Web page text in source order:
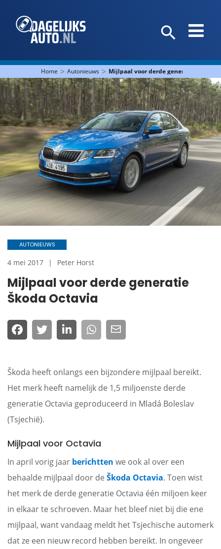
Home > Autonieuws > Mijlpaal voor derde generatie Škoda
Mijlpaal voor derde generatie
Škoda Octavia
AUTONIEUWS
4 mei 2017 Peter Horst
Škoda heeft onlangs een bijzondere mijlpaal bereikt.
Het merk heeft namelijk de 1,5 miljoenste derde
generatie Octavia geproduceerd in Mladá Boleslav
(Tsjechië).
Mijlpaal voor Octavia
In april vorig jaar berichtten we ook al over een
behaalde mijlpaal door de Škoda Octavia. Toen wist
het merk de derde generatie Octavia één miljoen keer
in elkaar te schroeven. Maar het bleef niet bij die ene
mijlpaal, want vandaag meldt het Tsjechische automerk
dat ze een nieuw record hebben bereikt. In ongeveer